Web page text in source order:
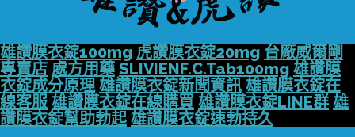
雄讚膜衣錠100mg 虎讚膜衣錠20mg 台廠威爾剛
專賣店 處方用藥 SLIVIENF.C.Tab100mg 雄讚膜
衣錠成分原理 雄讚膜衣錠新聞資訊 雄讚膜衣錠在
線客服 雄讚膜衣錠在線購買 雄讚膜衣錠LINE群 雄
讚膜衣錠幫助勃起 雄讚膜衣錠速勃持久